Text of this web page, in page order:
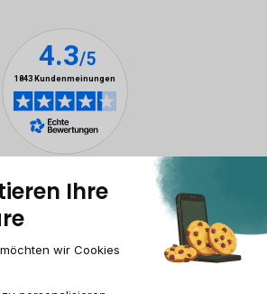
Hinweise
Cookie-Verwaltung
Geschäftsbedingungen
daten